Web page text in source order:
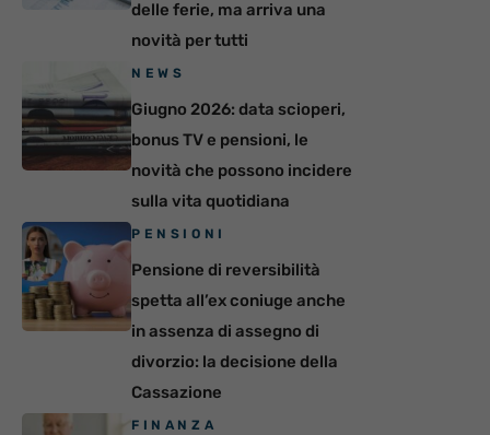
delle ferie, ma arriva una
novità per tutti
NEWS
Giugno 2026: data scioperi,
bonus TV e pensioni, le
novità che possono incidere
sulla vita quotidiana
PENSIONI
Pensione di reversibilità
spetta all’ex coniuge anche
in assenza di assegno di
divorzio: la decisione della
Cassazione
FINANZA